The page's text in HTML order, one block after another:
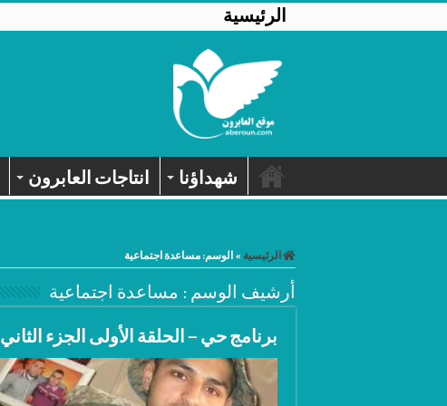
الرئيسية
شهداؤنا انتاجات العابرون
الرئيسية »الوسم:مساعدة اجتماعية
أرشيف الوسم : مساعدة اجتماعية
برنامج حي – الحلقة الأولى الجزء الثاني